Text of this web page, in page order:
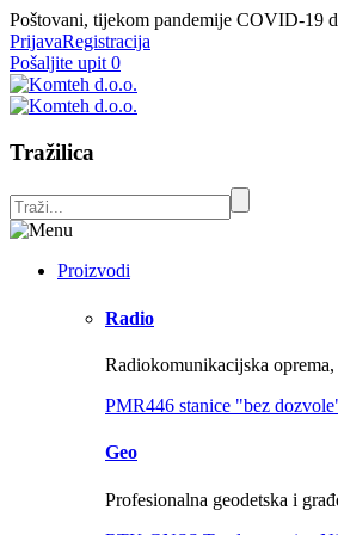
Poštovani, tijekom pandemije COVID-19
PrijavaRegistracija
Pošaljite upit 0
Tražilica
Proizvodi
Radio
Radiokomunikacijska
PMR446 stanice "bez
Geo
Profesionalna geodetska i